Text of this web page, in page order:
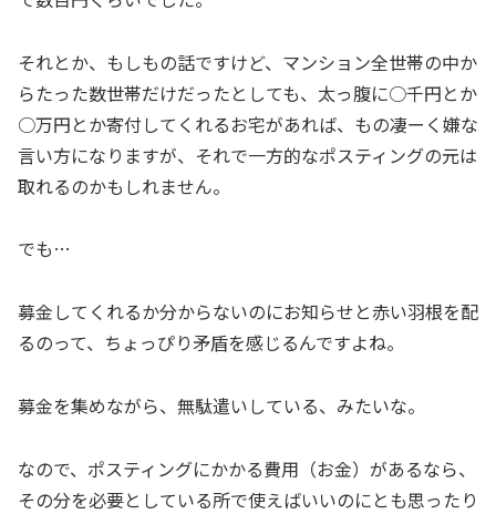
それとか、もしもの話ですけど、マンション全世帯の中か
らたった数世帯だけだったとしても、太っ腹に○千円とか
○万円とか寄付してくれるお宅があれば、もの凄ーく嫌な
言い方になりますが、それで一方的なポスティングの元は
取れるのかもしれません。
でも…
募金してくれるか分からないのにお知らせと赤い羽根を配
るのって、ちょっぴり矛盾を感じるんですよね。
募金を集めながら、無駄遣いしている、みたいな。
なので、ポスティングにかかる費用（お金）があるなら、
その分を必要としている所で使えばいいのにとも思ったり